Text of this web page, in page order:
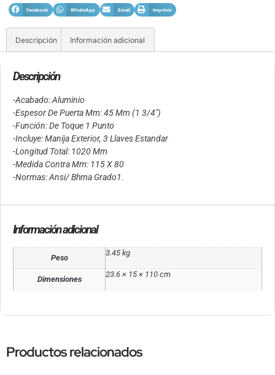
Facebook WhatsApp Email Imprimir
Descripción Información adicional
Descripción
-Acabado: Aluminio
-Espesor De Puerta Mm: 45 Mm (1 3/4″)
-Función: De Toque 1 Punto
-Incluye: Manija Exterior, 3 Llaves Estandar
-Longitud Total: 1020 Mm
-Medida Contra Mm: 115 X 80
-Normas: Ansi/ Bhma Grado1.
Información adicional
Peso
3.45 kg
Dimensiones
23.6 × 15 × 110 cm
Productos relacionados